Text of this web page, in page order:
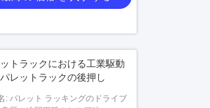
トラックにおける工業駆動
レットラックの後押し
製品名: パレット ラッキングのドライブ